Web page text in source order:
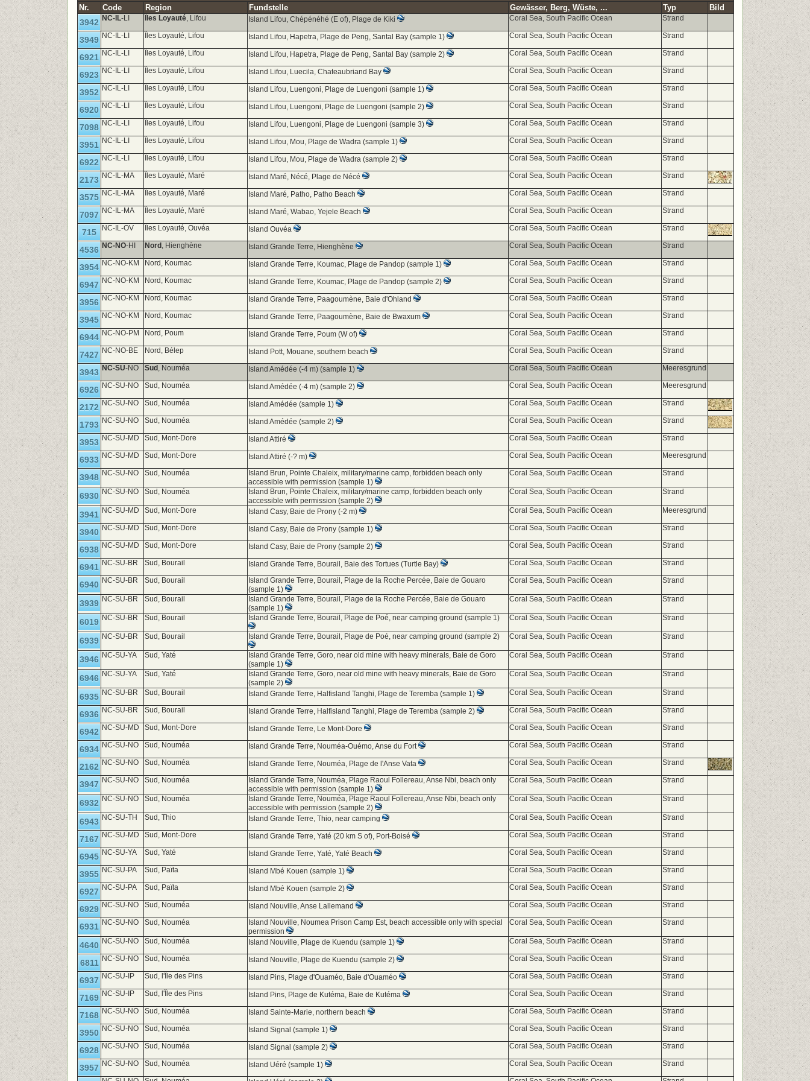
Nr. Code Region Fundstelle Gewässer, Berg, Wüste, ... Typ Bild
3942 NC-IL-LI Îles Loyauté, Lifou Island Lifou, Chépénéhé (E of), Plage de Kiki Coral Sea, South Pacific Ocean Strand
3949 NC-IL-LI Îles Loyauté, Lifou Island Lifou, Hapetra, Plage de Peng, Santal Bay (sample 1) Coral Sea, South Pacific Ocean Strand
6921 NC-IL-LI Îles Loyauté, Lifou Island Lifou, Hapetra, Plage de Peng, Santal Bay (sample 2) Coral Sea, South Pacific Ocean Strand
6923 NC-IL-LI Îles Loyauté, Lifou Island Lifou, Luecila, Chateaubriand Bay Coral Sea, South Pacific Ocean Strand
3952 NC-IL-LI Îles Loyauté, Lifou Island Lifou, Luengoni, Plage de Luengoni (sample 1) Coral Sea, South Pacific Ocean Strand
6920 NC-IL-LI Îles Loyauté, Lifou Island Lifou, Luengoni, Plage de Luengoni (sample 2) Coral Sea, South Pacific Ocean Strand
7098 NC-IL-LI Îles Loyauté, Lifou Island Lifou, Luengoni, Plage de Luengoni (sample 3) Coral Sea, South Pacific Ocean Strand
3951 NC-IL-LI Îles Loyauté, Lifou Island Lifou, Mou, Plage de Wadra (sample 1) Coral Sea, South Pacific Ocean Strand
6922 NC-IL-LI Îles Loyauté, Lifou Island Lifou, Mou, Plage de Wadra (sample 2) Coral Sea, South Pacific Ocean Strand
2173 NC-IL-MA Îles Loyauté, Maré Island Maré, Nécé, Plage de Nécé Coral Sea, South Pacific Ocean Strand
3575 NC-IL-MA Îles Loyauté, Maré Island Maré, Patho, Patho Beach Coral Sea, South Pacific Ocean Strand
7097 NC-IL-MA Îles Loyauté, Maré Island Maré, Wabao, Yejele Beach Coral Sea, South Pacific Ocean Strand
715 NC-IL-OV Îles Loyauté, Ouvéa Island Ouvéa Coral Sea, South Pacific Ocean Strand
4536 NC-NO-HI Nord , Hienghène Island Grande Terre, Hienghène Coral Sea, South Pacific Ocean Strand
3954 NC-NO-KM Nord, Koumac Island Grande Terre, Koumac, Plage de Pandop (sample 1) Coral Sea, South Pacific Ocean Strand
6947 NC-NO-KM Nord, Koumac Island Grande Terre, Koumac, Plage de Pandop (sample 2) Coral Sea, South Pacific Ocean Strand
3956 NC-NO-KM Nord, Koumac Island Grande Terre, Paagoumène, Baie d'Ohland Coral Sea, South Pacific Ocean Strand
3945 NC-NO-KM Nord, Koumac Island Grande Terre, Paagoumène, Baie de Bwaxum Coral Sea, South Pacific Ocean Strand
6944 NC-NO-PM Nord, Poum Island Grande Terre, Poum (W of) Coral Sea, South Pacific Ocean Strand
7427 NC-NO-BE Nord, Bélep Island Pott, Mouane, southern beach Coral Sea, South Pacific Ocean Strand
3943 NC-SU-NO Sud , Nouméa Island Amédée (-4 m) (sample 1) Coral Sea, South Pacific Ocean Meeresgrund
6926 NC-SU-NO Sud, Nouméa Island Amédée (-4 m) (sample 2) Coral Sea, South Pacific Ocean Meeresgrund
2172 NC-SU-NO Sud, Nouméa Island Amédée (sample 1) Coral Sea, South Pacific Ocean Strand
1793 NC-SU-NO Sud, Nouméa Island Amédée (sample 2) Coral Sea, South Pacific Ocean Strand
3953 NC-SU-MD Sud, Mont-Dore Island Attiré Coral Sea, South Pacific Ocean Strand
6933 NC-SU-MD Sud, Mont-Dore Island Attiré (-? m) Coral Sea, South Pacific Ocean Meeresgrund
3948 NC-SU-NO Sud, Nouméa
Island Brun, Pointe Chaleix, military/marine camp, forbidden beach only
accessible with permission (sample 1)
Coral Sea, South Pacific Ocean Strand
6930 NC-SU-NO Sud, Nouméa
Island Brun, Pointe Chaleix, military/marine camp, forbidden beach only
accessible with permission (sample 2)
Coral Sea, South Pacific Ocean Strand
3941 NC-SU-MD Sud, Mont-Dore Island Casy, Baie de Prony (-2 m) Coral Sea, South Pacific Ocean Meeresgrund
3940 NC-SU-MD Sud, Mont-Dore Island Casy, Baie de Prony (sample 1) Coral Sea, South Pacific Ocean Strand
6938 NC-SU-MD Sud, Mont-Dore Island Casy, Baie de Prony (sample 2) Coral Sea, South Pacific Ocean Strand
6941 NC-SU-BR Sud, Bourail Island Grande Terre, Bourail, Baie des Tortues (Turtle Bay) Coral Sea, South Pacific Ocean Strand
6940 NC-SU-BR Sud, Bourail
Island Grande Terre, Bourail, Plage de la Roche Percée, Baie de Gouaro
(sample 1)
Coral Sea, South Pacific Ocean Strand
3939 NC-SU-BR Sud, Bourail
Island Grande Terre, Bourail, Plage de la Roche Percée, Baie de Gouaro
(sample 1)
Coral Sea, South Pacific Ocean Strand
6019 NC-SU-BR Sud, Bourail Island Grande Terre, Bourail, Plage de Poé, near camping ground (sample 1) Coral Sea, South Pacific Ocean Strand
6939 NC-SU-BR Sud, Bourail Island Grande Terre, Bourail, Plage de Poé, near camping ground (sample 2) Coral Sea, South Pacific Ocean Strand
3946 NC-SU-YA Sud, Yaté
Island Grande Terre, Goro, near old mine with heavy minerals, Baie de Goro
(sample 1)
Coral Sea, South Pacific Ocean Strand
6946 NC-SU-YA Sud, Yaté
Island Grande Terre, Goro, near old mine with heavy minerals, Baie de Goro
(sample 2)
Coral Sea, South Pacific Ocean Strand
6935 NC-SU-BR Sud, Bourail Island Grande Terre, Halfisland Tanghi, Plage de Teremba (sample 1) Coral Sea, South Pacific Ocean Strand
6936 NC-SU-BR Sud, Bourail Island Grande Terre, Halfisland Tanghi, Plage de Teremba (sample 2) Coral Sea, South Pacific Ocean Strand
6942 NC-SU-MD Sud, Mont-Dore Island Grande Terre, Le Mont-Dore Coral Sea, South Pacific Ocean Strand
6934 NC-SU-NO Sud, Nouméa Island Grande Terre, Nouméa-Ouémo, Anse du Fort Coral Sea, South Pacific Ocean Strand
2162 NC-SU-NO Sud, Nouméa Island Grande Terre, Nouméa, Plage de l'Anse Vata Coral Sea, South Pacific Ocean Strand
3947 NC-SU-NO Sud, Nouméa
Island Grande Terre, Nouméa, Plage Raoul Follereau, Anse Nbi, beach only
accessible with permission (sample 1)
Coral Sea, South Pacific Ocean Strand
6932 NC-SU-NO Sud, Nouméa
Island Grande Terre, Nouméa, Plage Raoul Follereau, Anse Nbi, beach only
accessible with permission (sample 2)
Coral Sea, South Pacific Ocean Strand
6943 NC-SU-TH Sud, Thio Island Grande Terre, Thio, near camping Coral Sea, South Pacific Ocean Strand
7167 NC-SU-MD Sud, Mont-Dore Island Grande Terre, Yaté (20 km S of), Port-Boisé Coral Sea, South Pacific Ocean Strand
6945 NC-SU-YA Sud, Yaté Island Grande Terre, Yaté, Yaté Beach Coral Sea, South Pacific Ocean Strand
3955 NC-SU-PA Sud, Païta Island Mbé Kouen (sample 1) Coral Sea, South Pacific Ocean Strand
6927 NC-SU-PA Sud, Païta Island Mbé Kouen (sample 2) Coral Sea, South Pacific Ocean Strand
6929 NC-SU-NO Sud, Nouméa Island Nouville, Anse Lallemand Coral Sea, South Pacific Ocean Strand
6931 NC-SU-NO Sud, Nouméa
Island Nouville, Noumea Prison Camp Est, beach accessible only with special
permission
Coral Sea, South Pacific Ocean Strand
4640 NC-SU-NO Sud, Nouméa Island Nouville, Plage de Kuendu (sample 1) Coral Sea, South Pacific Ocean Strand
6811 NC-SU-NO Sud, Nouméa Island Nouville, Plage de Kuendu (sample 2) Coral Sea, South Pacific Ocean Strand
6937 NC-SU-IP Sud, l'Île des Pins Island Pins, Plage d'Ouaméo, Baie d'Ouaméo Coral Sea, South Pacific Ocean Strand
7169 NC-SU-IP Sud, l'Île des Pins Island Pins, Plage de Kutéma, Baie de Kutéma Coral Sea, South Pacific Ocean Strand
7168 NC-SU-NO Sud, Nouméa Island Sainte-Marie, northern beach Coral Sea, South Pacific Ocean Strand
3950 NC-SU-NO Sud, Nouméa Island Signal (sample 1) Coral Sea, South Pacific Ocean Strand
6928 NC-SU-NO Sud, Nouméa Island Signal (sample 2) Coral Sea, South Pacific Ocean Strand
3957 NC-SU-NO Sud, Nouméa Island Uéré (sample 1) Coral Sea, South Pacific Ocean Strand